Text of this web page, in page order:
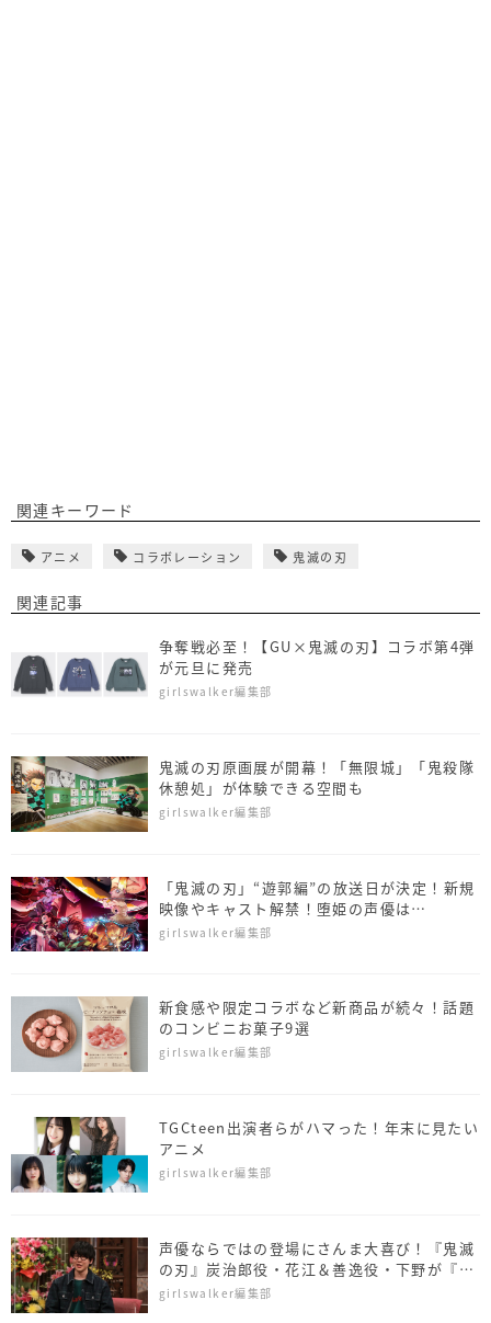
関連キーワード
アニメ コラボレーション 鬼滅の刃
関連記事
争奪戦必至！【GU×鬼滅の刃】コラボ第4弾
が元旦に発売
girlswalker編集部
鬼滅の刃原画展が開幕！「無限城」「鬼殺隊
休憩処」が体験できる空間も
girlswalker編集部
「鬼滅の刃」“遊郭編”の放送日が決定！新規
映像やキャスト解禁！堕姫の声優は…
girlswalker編集部
新食感や限定コラボなど新商品が続々！話題
のコンビニお菓子9選
girlswalker編集部
TGCteen出演者らがハマった！年末に見たい
アニメ
girlswalker編集部
声優ならではの登場にさんま大喜び！『鬼滅
の刃』炭治郎役・花江＆善逸役・下野が『さ
んまのまんま』に出演
girlswalker編集部